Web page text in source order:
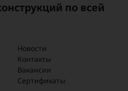
по всей
Новости
Контакты
Вакансии
Сертификаты